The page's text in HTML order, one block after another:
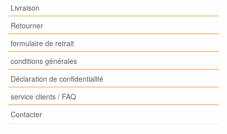
Livraison
Retourner
formulaire de retrait
conditions générales
Déclaration de confidentialité
service clients / FAQ
Contacter